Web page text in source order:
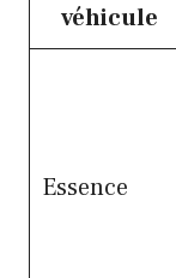
véhicule
Essence